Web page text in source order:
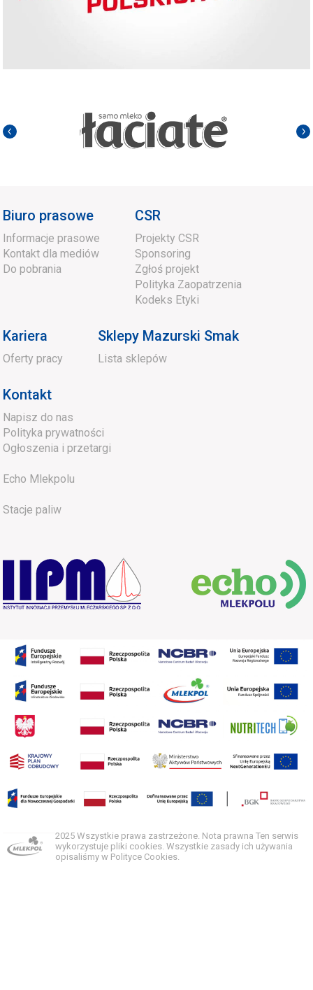
Biuro prasowe
Informacje prasowe
Kontakt dla mediów
Do pobrania
CSR
Projekty CSR
Sponsoring
Zgłoś projekt
Polityka Zaopatrzenia
Kodeks Etyki
Kariera
Oferty pracy
Sklepy Mazurski Smak
Lista sklepów
Kontakt
Napisz do nas
Polityka prywatności
Ogłoszenia i przetargi
Echo Mlekpolu
Stacje paliw
2025 Wszystkie prawa zastrzeżone. Nota prawna Ten serwis
wykorzystuje pliki cookies. Wszystkie zasady ich używania
opisaliśmy w Polityce Cookies.